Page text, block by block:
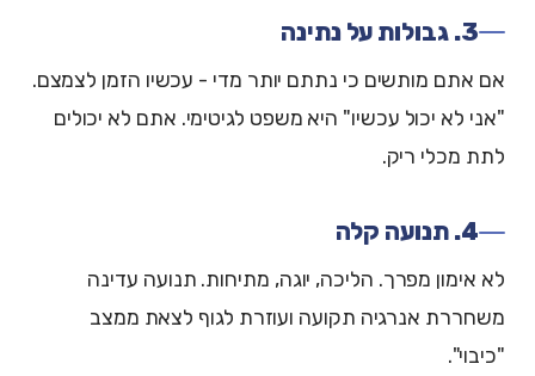
3. גבולות על נתינה
אם אתם מותשים כי נתתם יותר מדי - עכשיו הזמן לצמצם.
"אני לא יכול עכשיו" היא משפט לגיטימי. אתם לא יכולים
לתת מכלי ריק.
4. תנועה קלה
לא אימון מפרך. הליכה, יוגה, מתיחות. תנועה עדינה
משחררת אנרגיה תקועה ועוזרת לגוף לצאת ממצב
"כיבוי".